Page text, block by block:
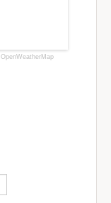
OpenWeatherMap